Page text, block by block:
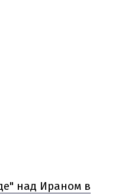
над Ираном в